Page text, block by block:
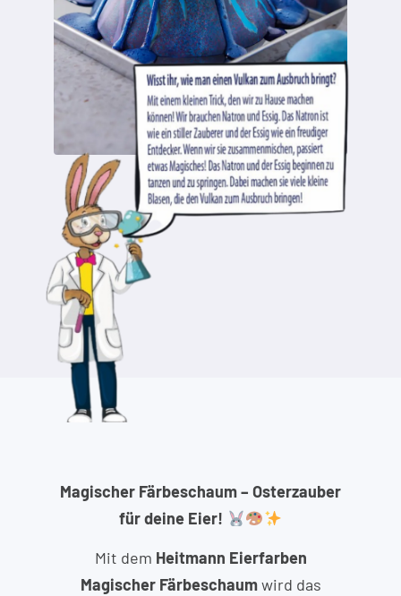
Magischer Färbeschaum – Osterzauber
für deine Eier!
Mit dem Heitmann Eierfarben
Magischer Färbeschaumwird das